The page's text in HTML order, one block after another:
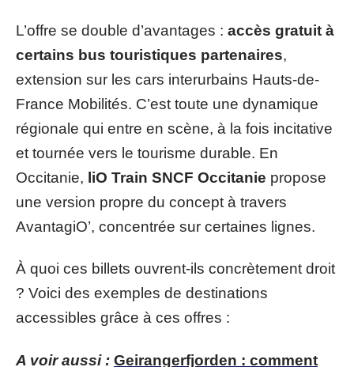
L’offre se double d’avantages : accès gratuit à
certains bus touristiques partenaires,
extension sur les cars interurbains Hauts-de-
France Mobilités. C’est toute une dynamique
régionale qui entre en scène, à la fois incitative
et tournée vers le tourisme durable. En
Occitanie, liO Train SNCF Occitanie propose
une version propre du concept à travers
AvantagiO’, concentrée sur certaines lignes.
À quoi ces billets ouvrent-ils concrètement droit
? Voici des exemples de destinations
accessibles grâce à ces offres :
A voir aussi : Geirangerfjorden : comment